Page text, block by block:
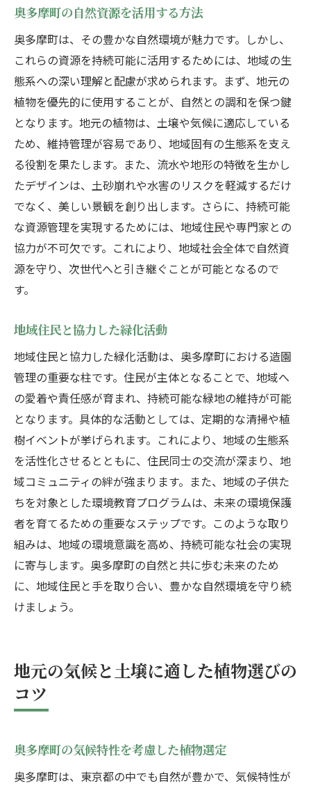
奥多摩町の自然資源を活用する方法
奥多摩町は、その豊かな自然環境が魅力です。しかし、
これらの資源を持続可能に活用するためには、地域の生
態系への深い理解と配慮が求められます。まず、地元の
植物を優先的に使用することが、自然との調和を保つ鍵
となります。地元の植物は、土壌や気候に適応している
ため、維持管理が容易であり、地域固有の生態系を支え
る役割を果たします。また、流水や地形の特徴を生かし
たデザインは、土砂崩れや水害のリスクを軽減するだけ
でなく、美しい景観を創り出します。さらに、持続可能
な資源管理を実現するためには、地域住民や専門家との
協力が不可欠です。これにより、地域社会全体で自然資
源を守り、次世代へと引き継ぐことが可能となるので
す。
地域住民と協力した緑化活動
地域住民と協力した緑化活動は、奥多摩町における造園
管理の重要な柱です。住民が主体となることで、地域へ
の愛着や責任感が育まれ、持続可能な緑地の維持が可能
となります。具体的な活動としては、定期的な清掃や植
樹イベントが挙げられます。これにより、地域の生態系
を活性化させるとともに、住民同士の交流が深まり、地
域コミュニティの絆が強まります。また、地域の子供た
ちを対象とした環境教育プログラムは、未来の環境保護
者を育てるための重要なステップです。このような取り
組みは、地域の環境意識を高め、持続可能な社会の実現
に寄与します。奥多摩町の自然と共に歩む未来のため
に、地域住民と手を取り合い、豊かな自然環境を守り続
けましょう。
地元の気候と土壌に適した植物選びの
コツ
奥多摩町の気候特性を考慮した植物選定
奥多摩町は、東京都の中でも自然が豊かで、気候特性が